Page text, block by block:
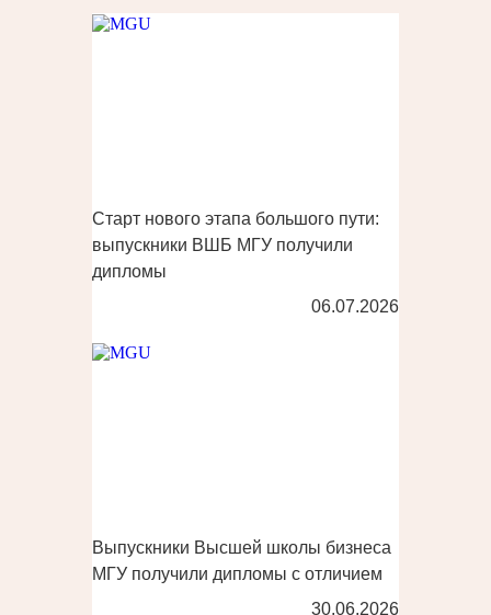
Старт нового этапа большого пути:
выпускники ВШБ МГУ получили
дипломы
06.07.2026
Выпускники Высшей школы бизнеса
МГУ получили дипломы с отличием
30.06.2026